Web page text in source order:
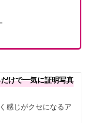
けで一気に証明写真
感じがクセになるア